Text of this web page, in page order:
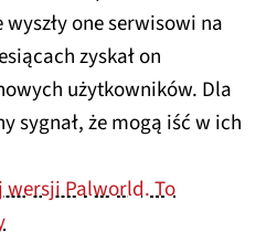
one serwisowi na
zyskał on
użytkowników. Dla
sygnał, że mogą iść w ich
wersji Palworld. To